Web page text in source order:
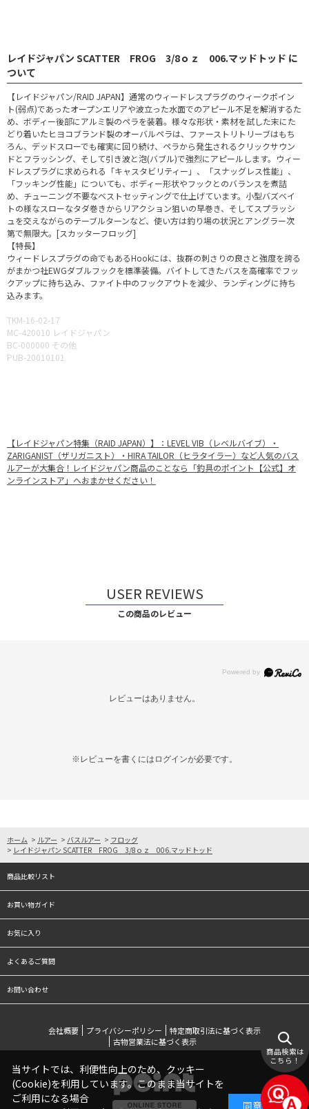
レイドジャパン SCATTER FROG 3/8ｏｚ 006.マッドトッド に
ついて
【レイドジャパン/RAID JAPAN】通常のウィードレスプラグのウィークポイン
ト(弱点)であったオープンエリアや波立った水面でのアピール不足を解消するた
め、ボディー後部にアルミ製のペラを装着。様々な形状・素材を試した末にた
どり着いたヒヨコブランド製のオーバルペラは、ファーストリトリーブはもち
ろん、デッドスローでも確実に回り続け、ペラから発生されるクリックサウン
ドとフラッシング、そして引き波と泡(バブル)で強烈にアピールします。ウィー
ドレスプラグに求められる「キャスタビリティー」、「スナッグレス性能」、
「フッキング性能」についても、ボディー形状やフックとのバランスを煮詰
め、チューニング不要なベストセッティングで仕上げています。小型バズベイ
トの様なスローなタダ巻きからリアクション狙いの早巻き、そしてスプラッシ
ュを交えながらのテーブルターンなど、使い方は釣り場の状況とアングラー次
第で無限大。[スカッターフロッグ]
【特長】
ウィードレスプラグの命でもあるHookには、抜群の刺さりの良さと強度を誇る
がまかつ社EWGダブルフックを標準装備。バイトしてきたバスを高確率でフッ
クアップに持ち込み、ファイト中のフックアウトを減少、ランディングに持ち
込みます。
TKM-16-02-17
MC-420010 レイドジャパン
BC-000000 その他
PUB-20010101
【レイドジャパン特集（RAID JAPAN）】：LEVEL VIB（レベルバイブ）・
ZARIGANIST（ザリガニスト）・HIRA TAILOR（ヒラタイラー）など人気のバス
ルアーが大集合！レイドジャパン商品のことなら「釣具のポイント【公式】オ
ンラインストア」へおまかせください！
USER REVIEWS
この商品のレビュー
レビューはありません。
※レビューを書くには ログインが必要です。
ホーム > ルアー > バスルアー > フロッグ
> レイドジャパン SCATTER FROG 3/8ｏｚ 006.マッドトッド
商品比較リスト
お買い物ガイド
お気に入り
よくあるご質問
お問い合わせ
会社概要 プライバシーポリシー
特定商取引法に基づく表示
古物営業法に基づく表示
商品検索は
こちら！
当サイトでは、利便性向上のため、クッキー
(Cookie)を利用しています。このまま当サイトを
ご利用になる場合
同意する